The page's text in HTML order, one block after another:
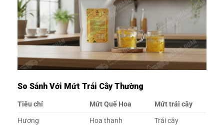
So Sánh Với Mứt Trái Cây Thường
Tiêu chí Mứt Quế Hoa
Mứt trái cây
Hương
Hoa thanh
Trái cây